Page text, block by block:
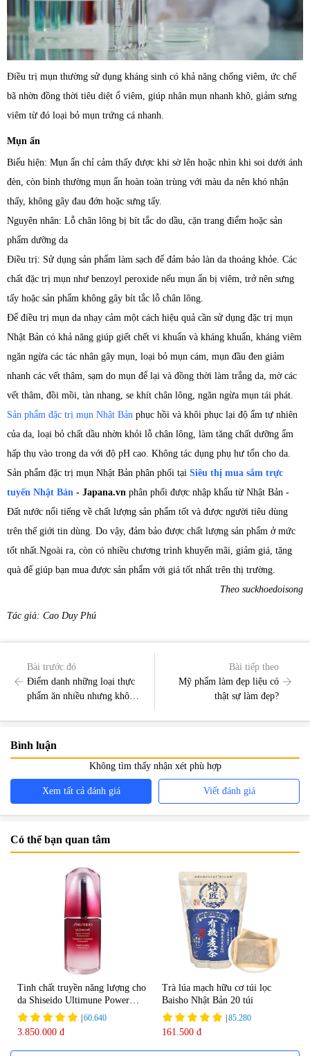
Điều trị mụn thường sử dụng kháng sinh có khả năng chống viêm, ức chế
bã nhờn đồng thời tiêu diệt ổ viêm, giúp nhân mụn nhanh khô, giảm sưng
viêm từ đó loại bỏ mụn trứng cá nhanh.
Mụn ẩn
Biểu hiện: Mụn ẩn chỉ cảm thấy được khi sờ lên hoặc nhìn khi soi dưới ánh
đèn, còn bình thường mụn ẩn hoàn toàn trùng với màu da nên khó nhận
thấy, không gây đau đớn hoặc sưng tấy.
Nguyên nhân: Lỗ chân lông bị bít tắc do dầu, cặn trang điểm hoặc sản
phẩm dưỡng da
Điều trị: Sử dụng sản phẩm làm sạch để đảm bảo làn da thoáng khỏe. Các
chất đặc trị mụn như benzoyl peroxide nếu mụn ẩn bị viêm, trở nên sưng
tấy hoặc sản phẩm không gây bít tắc lỗ chân lông.
Để điều trị mụn da nhạy cảm một cách hiệu quả cần sử dụng đặc trị mụn
Nhật Bản có khả năng giúp giết chết vi khuẩn và kháng khuẩn, kháng viêm
ngăn ngừa các tác nhân gây mụn, loại bỏ mụn cám, mụn đầu đen giảm
nhanh các vết thâm, sạm do mụn để lại và đồng thời làm trắng da, mờ các
vết thâm, đồi mồi, tàn nhang, se khít chân lông, ngăn ngừa mụn tái phát.
Sản phẩm đặc trị mụn Nhật Bản phục hồi và khôi phục lại độ ẩm tự nhiên
của da, loại bỏ chất dầu nhờn khỏi lỗ chân lông, làm tăng chất dưỡng ẩm
hấp thụ vào trong da với độ pH cao. Không tác dụng phụ hư tổn cho da.
Sản phẩm đặc trị mụn Nhật Bản phân phối tại Siêu thị mua sắm trực
tuyến Nhật Bản - Japana.vn phân phối được nhập khẩu từ Nhật Bản -
Đất nước nổi tiếng về chất lượng sản phẩm tốt và được người tiêu dùng
trên thế giới tin dùng. Do vậy, đảm bảo được chất lượng sản phẩm ở mức
tốt nhất.Ngoài ra, còn có nhiều chương trình khuyến mãi, giảm giá, tặng
quà để giúp bạn mua được sản phẩm với giá tốt nhất trên thị trường.
Theo suckhoedoisong
Tác giả: Cao Duy Phú
Bài trước đó
Điểm danh những loại thực
phẩm ăn nhiều nhưng không
Bài tiếp theo
Mỹ phẩm làm đẹp liệu có
thật sự làm đẹp?
Bình luận
Không tìm thấy nhận xét phù hợp
Xem tất cả đánh giá Viết đánh giá
Có thể bạn quan tâm
Tinh chất truyền năng lượng cho
da Shiseido Ultimune Power
75ml
|60.640
3.850.000 đ
Trà lúa mạch hữu cơ túi lọc
Baisho Nhật Bản 20 túi
|85.280
161.500 đ